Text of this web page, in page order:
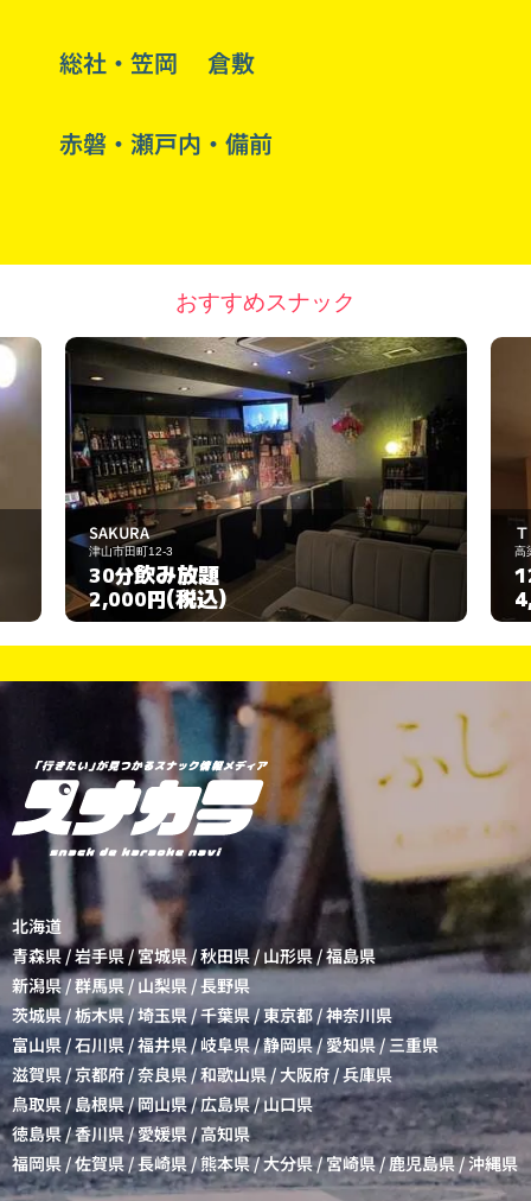
総社・笠岡 倉敷
赤磐・瀬戸内・備前
おすすめスナック
Ｔｈｉｓ．．．
高梁市旭町133-5-9
120分 飲み放題
4,500円 (税込)
北海道
青森県/岩手県/宮城県/秋田県/ 山形県 /福島県
新潟県/群馬県 / 山梨県 /長野県
茨城県 /栃木県/埼玉県/千葉県/東京都 /神奈川県
富山県 /石川県 /福井県 /岐阜県/静岡県/愛知県/三重県
滋賀県/京都府 /奈良県 /和歌山県/大阪府 /兵庫県
鳥取県 / 島根県/岡山県/広島県/山口県
徳島県/香川県/愛媛県 /高知県
福岡県 /佐賀県/長崎県/熊本県/大分県/宮崎県/鹿児島県/沖縄県